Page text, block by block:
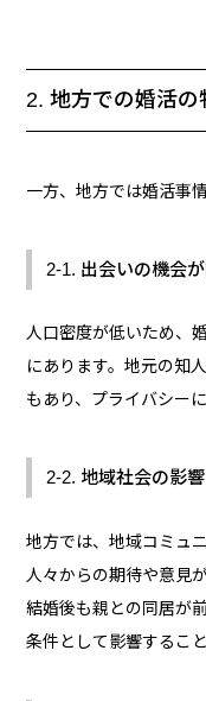
2. 地方での婚活の
一方、地方では婚活事
2-1. 出会いの機会
人口密度が低いため、
にあります。地元の知
もあり、プライバシー
2-2. 地域社会の影響
地方では、地域コミュ
人々からの期待や意見
結婚後も親との同居が
条件として影響すること